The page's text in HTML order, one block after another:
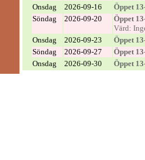
Onsdag
2026-09-16
Öppet
Söndag
2026-09-20
Öppet
Värd:
Onsdag
2026-09-23
Öppet
Söndag
2026-09-27
Öppet
Onsdag
2026-09-30 Öppet